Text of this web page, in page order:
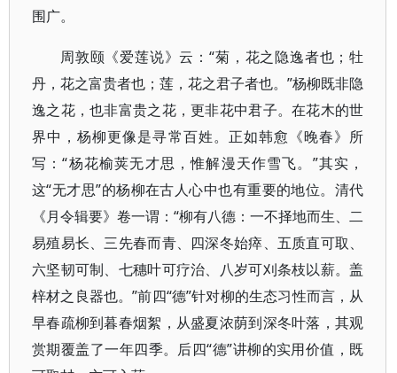
围广。
周敦颐《爱莲说》云：“菊，花之隐逸者也；牡
丹，花之富贵者也；莲，花之君子者也。”杨柳既非隐
逸之花，也非富贵之花，更非花中君子。在花木的世
界中，杨柳更像是寻常百姓。正如韩愈《晚春》所
写：“杨花榆荚无才思，惟解漫天作雪飞。”其实，
这“无才思”的杨柳在古人心中也有重要的地位。清代
《月令辑要》卷一谓：“柳有八德：一不择地而生、二
易殖易长、三先春而青、四深冬始瘁、五质直可取、
六坚韧可制、七穗叶可疗治、八岁可刈条枝以薪。盖
梓材之良器也。”前四“德”针对柳的生态习性而言，从
早春疏柳到暮春烟絮，从盛夏浓荫到深冬叶落，其观
赏期覆盖了一年四季。后四“德”讲柳的实用价值，既